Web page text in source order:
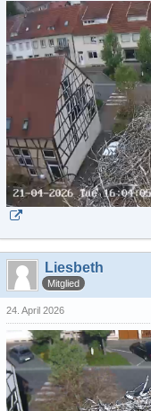
Liesbeth
Mitglied
24. April 2026